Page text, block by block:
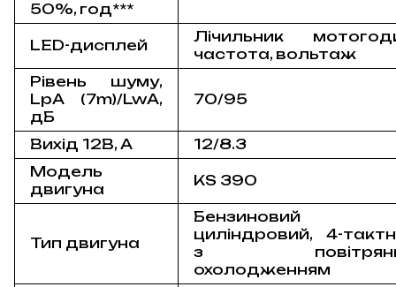
50%, год***
LED-дисплей
Лічильник
частота, вольтаж
Рівень шуму,
LpA (7m)/LwA,
дБ
70/95
Вихід 12В, А
12/8.3
Модель
двигуна
KS 390
Тип двигуна
Бензиновий
циліндровий, 4-
з
охолодженням